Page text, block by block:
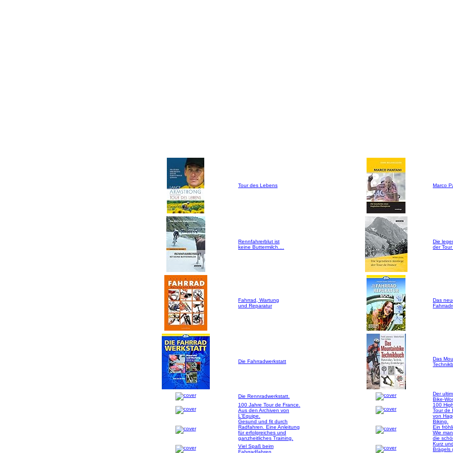
Tour des Lebens Marco
Rennfahrerblut ist
keine Buttermilch....
Die
der
Fahrrad, Wartung
und Reparatur
Das
Die Fahrradwerkstatt
Das
Die Rennradwerkstatt.
Der
Bike-
100 Jahre Tour de France.
Aus den Archiven von
L'Equipe.
100
Tour de
von
Gesund und fit durch
Radfahren. Eine Anleitung
für erfolgreiches und
ganzheitliches Training.
Biking.
Ein
Wie
die
Viel Spaß beim
Fahrradfahren.
Kurz
Brägels